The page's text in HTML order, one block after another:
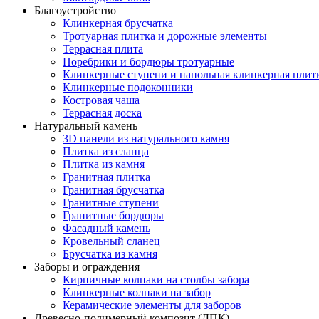
Благоустройство
Клинкерная брусчатка
Тротуарная плитка и дорожные элементы
Террасная плита
Поребрики и бордюры тротуарные
Клинкерные ступени и напольная клинкерная
Клинкерные подоконники
Костровая чаша
Террасная доска
Натуральный камень
3D панели из натурального камня
Плитка из сланца
Плитка из камня
Гранитная плитка
Гранитная брусчатка
Гранитные ступени
Гранитные бордюры
Фасадный камень
Кровельный сланец
Брусчатка из камня
Заборы и ограждения
Кирпичные колпаки на столбы забора
Клинкерные колпаки на забор
Керамические элементы для заборов